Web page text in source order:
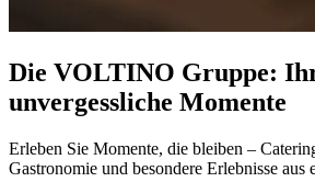
Die VOLTINO Gruppe:
unvergessliche Momente
Erleben Sie Momente, die bleiben –
Gastronomie und besondere Erlebnisse aus